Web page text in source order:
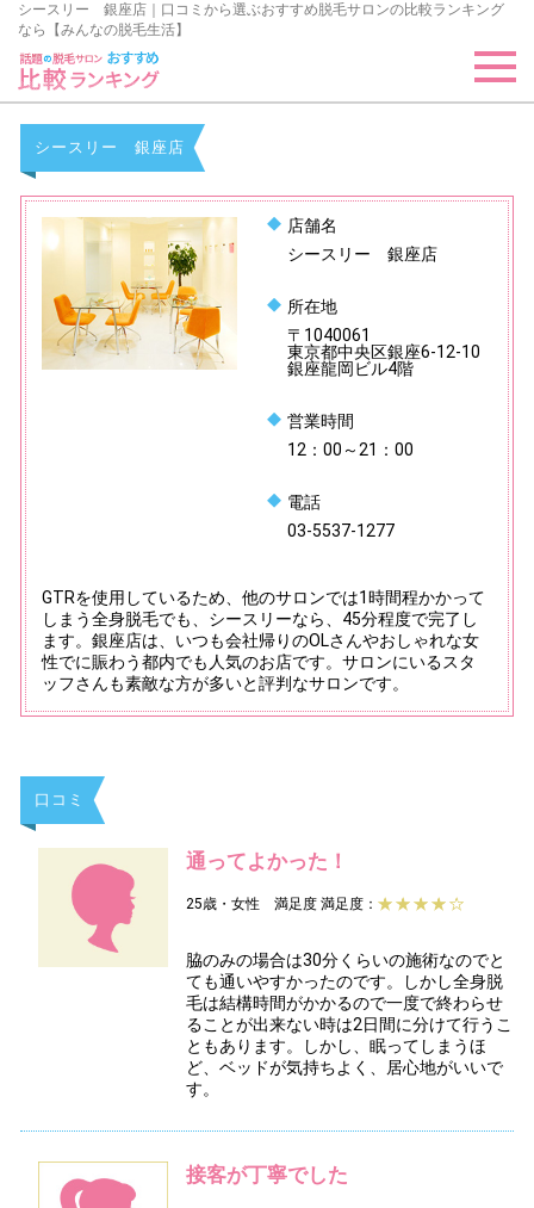
シースリー 銀座店｜口コミから選ぶおすすめ脱毛サロンの比較ランキング
なら【みんなの脱毛生活】
シースリー 銀座店
店舗名
シースリー 銀座店
所在地
〒1040061
東京都中央区銀座6-12-10
銀座龍岡ビル4階
営業時間
12：00～21：00
電話
03-5537-1277
GTRを使用しているため、他のサロンでは1時間程かかって
しまう全身脱毛でも、シースリーなら、45分程度で完了し
ます。銀座店は、いつも会社帰りのOLさんやおしゃれな女
性でに賑わう都内でも人気のお店です。サロンにいるスタ
ッフさんも素敵な方が多いと評判なサロンです。
口コミ
通ってよかった！
25歳・女性 満足度 満足度：
脇のみの場合は30分くらいの施術なのでと
ても通いやすかったのです。しかし全身脱
毛は結構時間がかかるので一度で終わらせ
ることが出来ない時は2日間に分けて行うこ
ともあります。しかし、眠ってしまうほ
ど、ベッドが気持ちよく、居心地がいいで
す。
接客が丁寧でした